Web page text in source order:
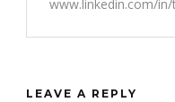
www.linkedin.com/
LEAVE A REPLY